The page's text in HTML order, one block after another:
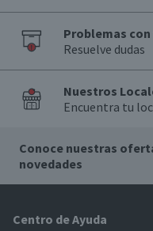
Problemas
Resuelve dudas
Nuestros
Encuentra tu
Conoce nuestras
novedades
Centro de Ayuda